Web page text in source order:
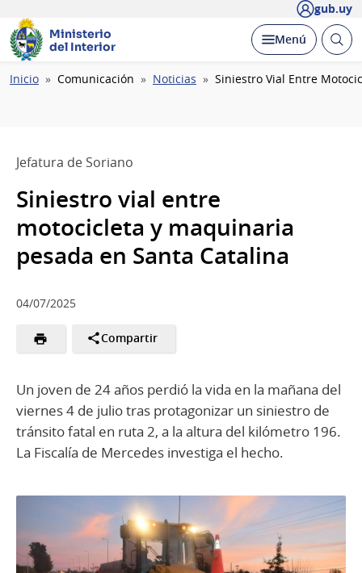
gub.uy
Ministerio
del Interior
Desplegar
Menú Abrir
Ruta
Inicio Comunicación Noticias Siniestro Vial Entre
Jefatura de Soriano
Siniestro vial entre
motocicleta y maquinaria
pesada en Santa Catalina
04/07/2025
Compartir
Un joven de 24 años perdió la vida en la mañana del
viernes 4 de julio tras protagonizar un siniestro de
tránsito fatal en ruta 2, a la altura del kilómetro 196.
La Fiscalía de Mercedes investiga el hecho.